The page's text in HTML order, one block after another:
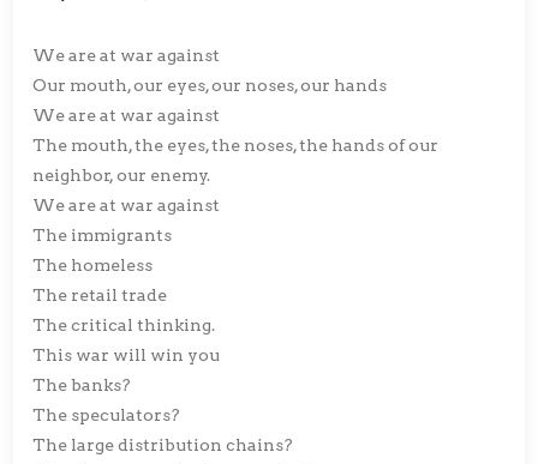
We are at war against
Our mouth, our eyes, our noses, our hands
We are at war against
The mouth, the eyes, the noses, the hands of our
neighbor, our enemy.
We are at war against
The immigrants
The homeless
The retail trade
The critical thinking.
This war will win you
The banks?
The speculators?
The large distribution chains?